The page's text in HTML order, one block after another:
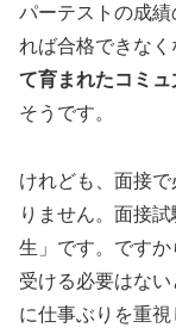
パーテストの成
れば合格できな
て育まれたコミ
そうです。
けれども、面接
りません。面接
生」です。です
受ける必要はな
に仕事ぶりを重